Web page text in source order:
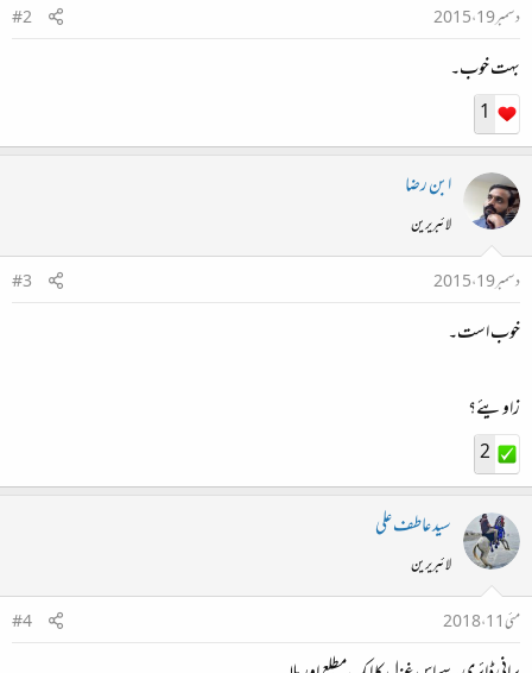
دسمبر 19، 2015
#2
بہت خوب۔
1
ابن رضا
لائبریرین
دسمبر 19، 2015
#3
خوب است۔
زاویئے؟
2
سید عاطف علی
لائبریرین
مئی 11، 2018
#4